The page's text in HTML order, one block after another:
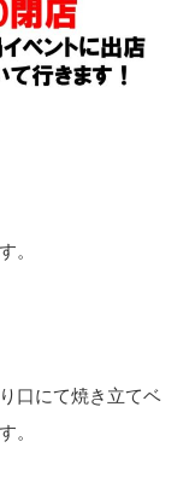
。
口にて焼き立てベ
。